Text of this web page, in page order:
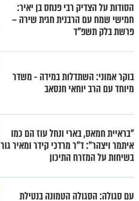
הסודות על הצדיק רבי פנחס בן יאיר:
חמישי שמח עם הרבנית חגית שירה –
פרשת בלק תשפ"ד
בוקר אמוני: השתדלות במידה - משדר
מיוחד עם הרב יוחאי חנסאב
"בראיית חמאס, בארי ונחל עוז הם כמו
איתמר ויצהר": ד"ר מרדכי קידר ומאיר גור
בשיחות על המזרח התיכון
עם סגולה: הסגולה הטמונה בנטילת